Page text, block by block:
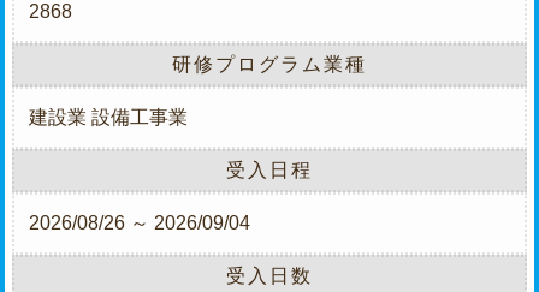
2868
研修プログラム業種
建設業 設備工事業
受入日程
2026/08/26 ～ 2026/09/04
受入日数